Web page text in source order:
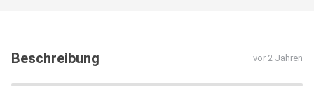
Beschreibung vor 2 Jahren